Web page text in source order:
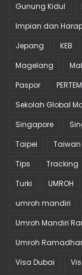
Gunung Kidul
Impian dan
Jepang
KEB
Magelang
Paspor
Sekolah Global
Singapore
Taipei
Taiwan
Tips
Tracking
Turki
UMROH
umroh mandiri
Umroh Mandiri
Umroh
Visa Dubai